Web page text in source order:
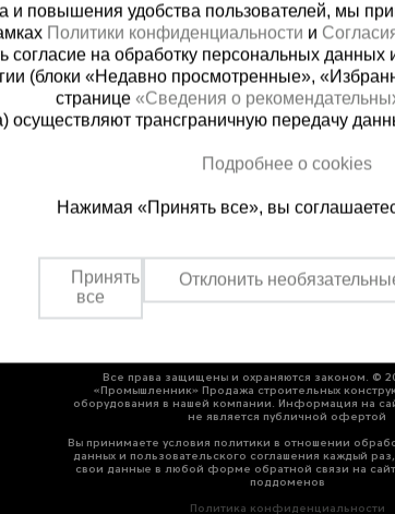
8 (800) 200-25-90
Заказать звонок
Вс:
Все права защищены и охраняются законом. ©
«Промышленник» Продажа строительных
оборудования в нашей компании. Информация на
не является публичной офертой
Вы принимаете условия политики в отношении
данных и пользовательского соглашения каждый
свои данные в любой форме обратной связи на
поддоменов
Политика конфиденциальности
повышения удобства пользователей, мы
Политики конфиденциальности и
согласие на обработку персональных
(блоки «Недавно просмотренные»,
странице «Сведения о
осуществляют трансграничную передачу
Подробнее о cookies
Нажимая «Принять все», вы
Принять
все
Отклонить